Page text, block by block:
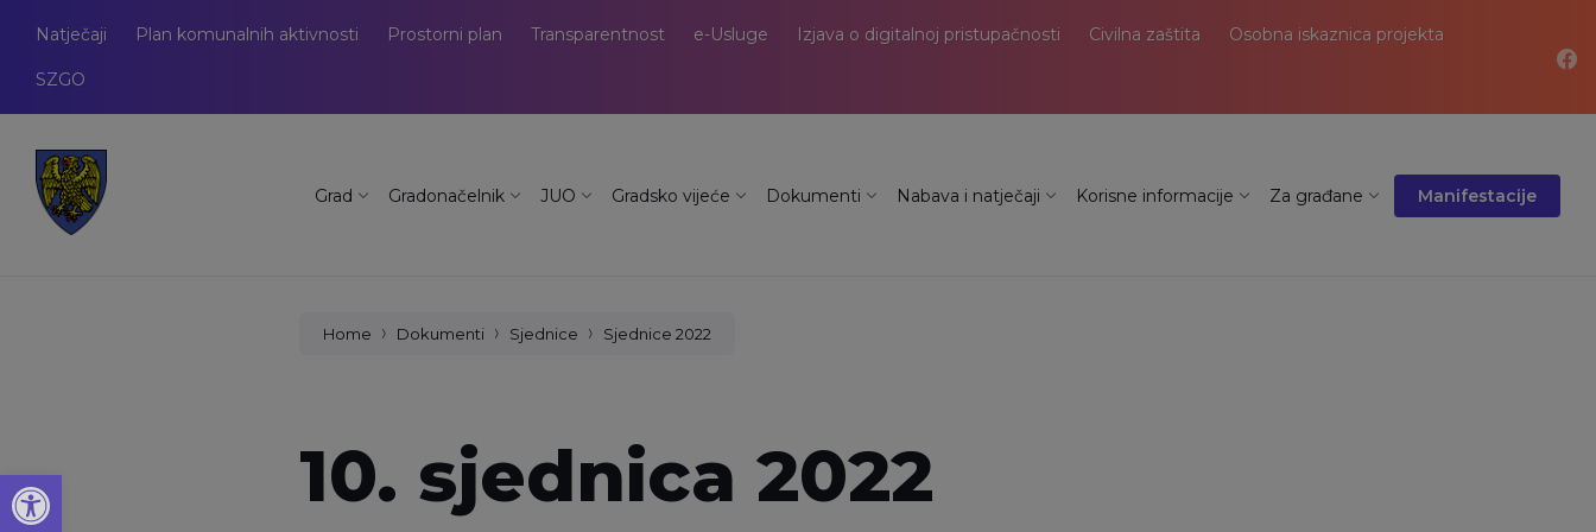
Open toolbar
Natječaji Plan komunalnih aktivnosti Prostorni plan Transparentnost e-Usluge Izjava o digitalnoj pristupačnosti Civilna zaštita Osobna iskaznica projekta
SZGO
Grad Gradonačelnik JUO Gradsko vijeće Dokumenti Nabava i natječaji Korisne informacije Za građane Manifestacije
Home Dokumenti Sjednice Sjednice 2022
10. sjednica 2022